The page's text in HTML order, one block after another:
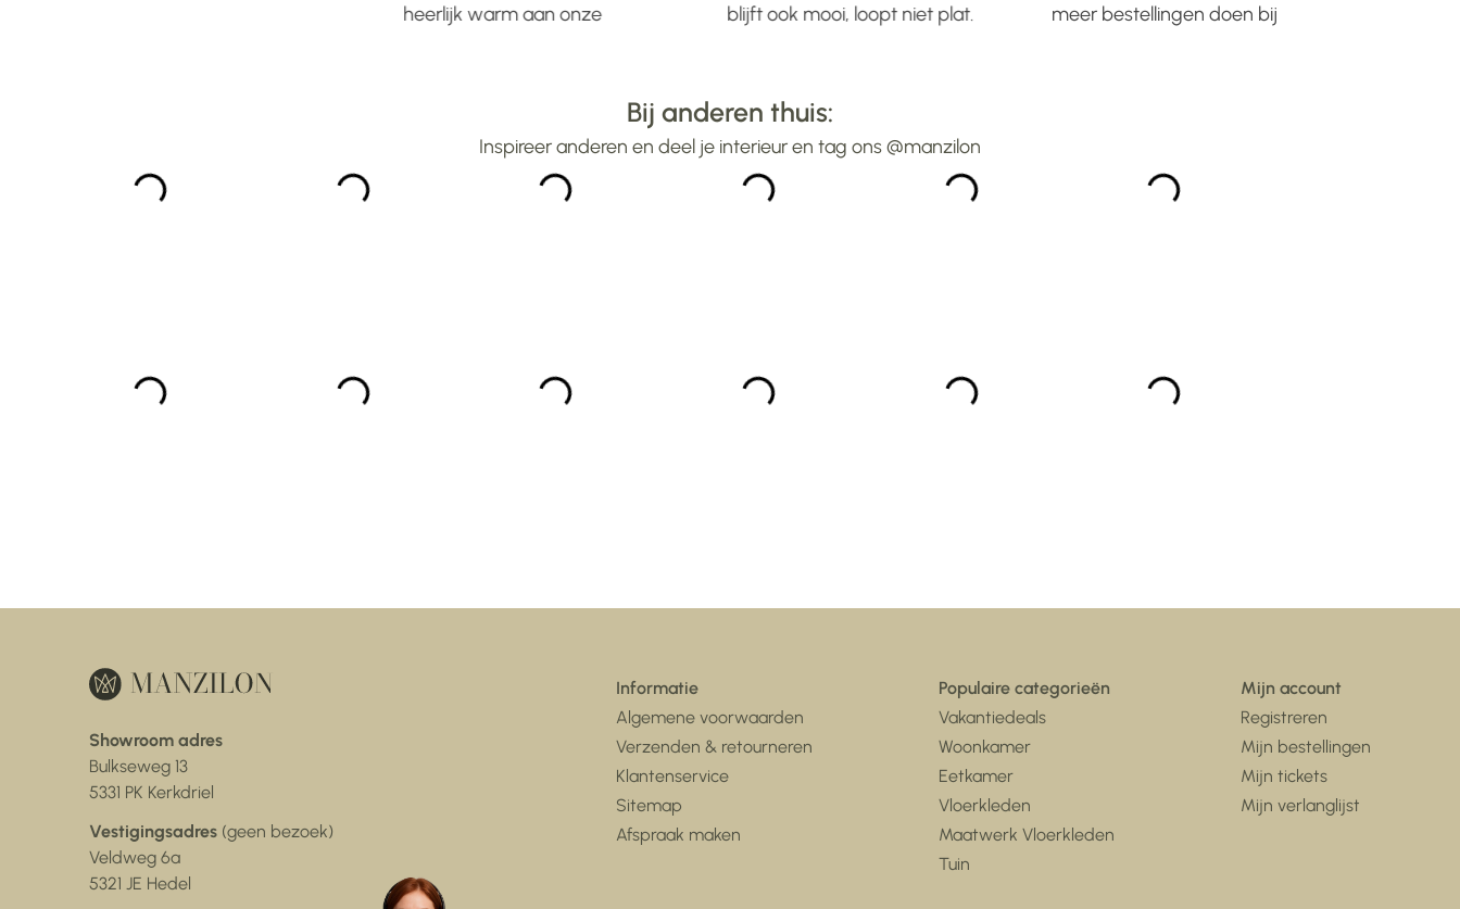
heerlijk warm aan onze
blijft ook mooi, loopt niet plat.
hebben. Was er binnen
aangegeven aantal
weken.Heel blij mee ...
meer bestellingen doen bij
Bij anderen thuis:
Inspireer anderen en deel je interieur en tag ons @manzilon
Showroom adres
Bulkseweg 13
5331 PK Kerkdriel
Vestigingsadres (geen bezoek)
Veldweg 6a
5321 JE Hedel
Informatie
Algemene voorwaarden
Verzenden & retourneren
Klantenservice
Sitemap
Afspraak maken
Populaire categorieën
Vakantiedeals
Woonkamer
Eetkamer
Vloerkleden
Maatwerk Vloerkleden
Tuin
Mijn account
Registreren
Mijn bestellingen
Mijn tickets
Mijn verlanglijst